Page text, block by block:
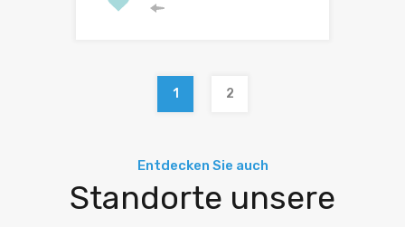
1 2
Entdecken Sie auch
Standorte unsere